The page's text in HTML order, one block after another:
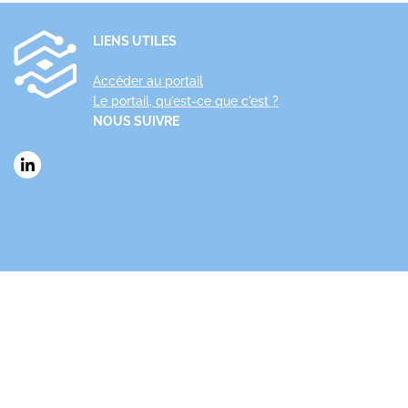
LIENS UTILES
Accéder au portail
Le portail, qu'est-ce que c'est ?
NOUS SUIVRE